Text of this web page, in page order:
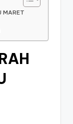
MARET